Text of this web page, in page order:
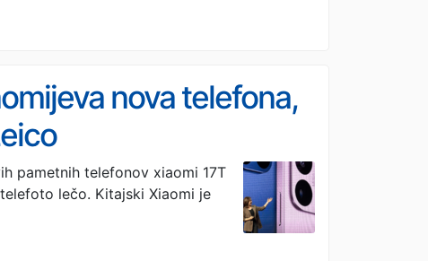
nova telefona,
pametnih telefonov xiaomi 17T
lečo. Kitajski Xiaomi je